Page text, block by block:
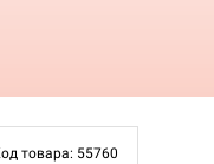
товара: 55760